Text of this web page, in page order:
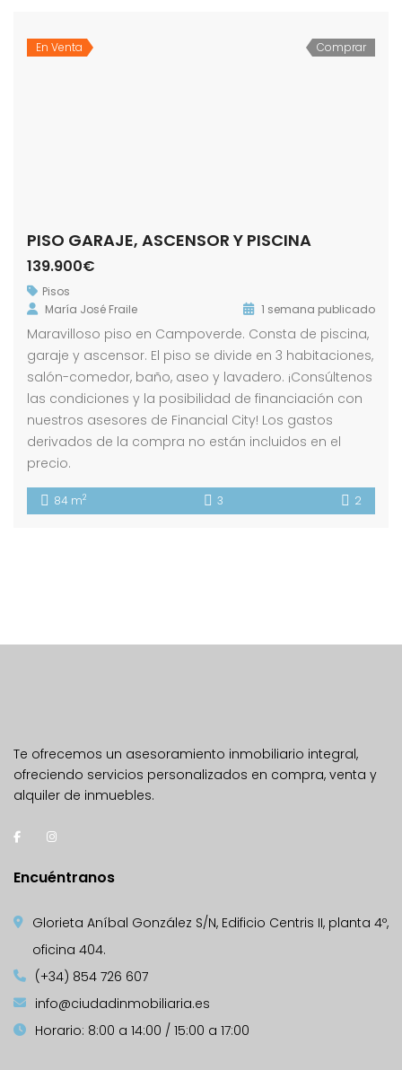
En Venta Comprar
PISO GARAJE, ASCENSOR Y PISCINA
139.900€
Pisos
María José Fraile
1 semana publicado
Maravilloso piso en Campoverde. Consta de piscina,
garaje y ascensor. El piso se divide en 3 habitaciones,
salón-comedor, baño, aseo y lavadero. ¡Consúltenos
las condiciones y la posibilidad de financiación con
nuestros asesores de Financial City! Los gastos
derivados de la compra no están incluidos en el
precio.
84 m2 3 2
Te ofrecemos un asesoramiento inmobiliario integral,
ofreciendo servicios personalizados en compra, venta y
alquiler de inmuebles.
Encuéntranos
Glorieta Aníbal González S/N, Edificio Centris II, planta 4º,
oficina 404.
(+34) 854 726 607
info@ciudadinmobiliaria.es
Horario: 8:00 a 14:00 / 15:00 a 17:00